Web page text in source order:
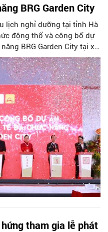
BRG Garden City
lịch nghỉ dưỡng tại tỉnh Hà
động thổ và công bố dự
BRG Garden City tại xã
Hà Nam. Với hệ thống đa
lịch được đầu tư đồng bộ,
phát triển du lịch, đồng
cho kinh tế - xã hội của
tham gia lễ phát